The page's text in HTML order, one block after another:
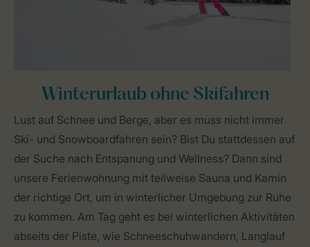
Winterurlaub ohne Skifahren
Lust auf Schnee und Berge, aber es muss nicht immer
Ski- und Snowboardfahren sein? Bist Du stattdessen auf
der Suche nach Entspanung und Wellness? Dann sind
unsere Ferienwohnung mit teilweise Sauna und Kamin
der richtige Ort, um in winterlicher Umgebung zur Ruhe
zu kommen. Am Tag geht es bei winterlichen Aktivitäten
abseits der Piste, wie Schneeschuhwandern, Langlauf